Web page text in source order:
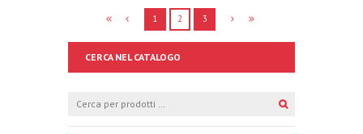
1 2 3
CERCA NEL CATALOGO